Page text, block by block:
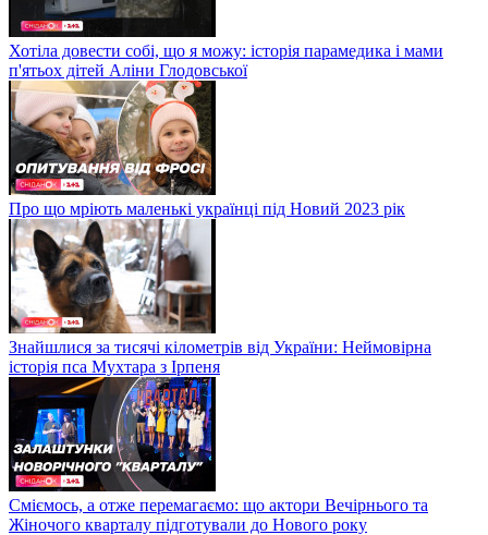
Хотіла довести собі, що я можу: історія парамедика і мами
п'ятьох дітей Аліни Глодовської
Про що мріють маленькі українці під Новий 2023 рік
Знайшлися за тисячі кілометрів від України: Неймовірна
історія пса Мухтара з Ірпеня
Сміємось, а отже перемагаємо: що актори Вечірнього та
Жіночого кварталу підготували до Нового року